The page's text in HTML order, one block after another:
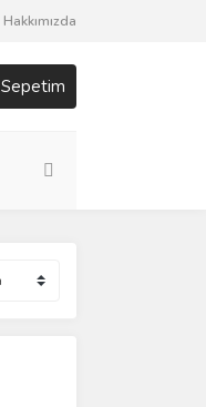
Hakkımızda
Sepetim